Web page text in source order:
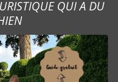
QUI A DU